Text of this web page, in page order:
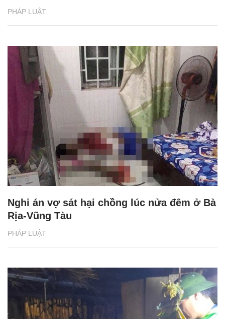
PHÁP LUẬT
PHÁP LUẬT
Nghi án vợ sát hại chồng lúc nửa đêm ở Bà
Rịa-Vũng Tàu